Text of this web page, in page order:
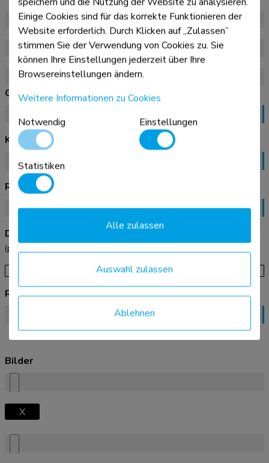
Gekauft bei
Kaufdatum
Rechnungsnummer
Dateien
(pdf / jpg / png, Gesamtgröße max. 10MB)
0 MB
Rechnungskopie
Bilder
X
Einige Cookies sind für das korrekte Funktionieren der
Website erforderlich. Durch Klicken auf „Zulassen”
stimmen Sie der Verwendung von Cookies zu. Sie
können Ihre Einstellungen jederzeit über Ihre
Browsereinstellungen ändern.
Weitere Informationen zu Cookies
Notwendig
Einstellungen
Statistiken
Ablehnen
Auswahl zulassen
Alle zulassen